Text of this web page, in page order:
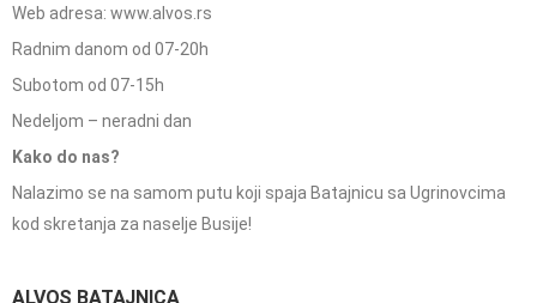
Web adresa: www.alvos.rs
Radnim danom od 07-20h
Subotom od 07-15h
Nedeljom – neradni dan
Kako do nas?
Nalazimo se na samom putu koji spaja Batajnicu sa Ugrinovcima
kod skretanja za naselje Busije!
ALVOS BATAJNICA